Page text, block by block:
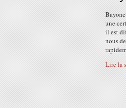
une
il est
nous
Lire la